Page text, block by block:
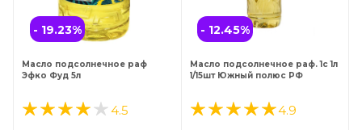
- 19.23%
Масло подсолнечное раф
Эфко Фуд 5л
4.5
- 12.45%
Масло подсолнечное раф. 1с 1л
1/15шт Южный полюс РФ
4.9